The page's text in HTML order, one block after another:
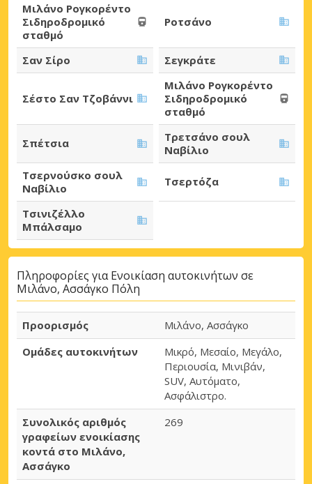
Μιλάνο Ρογκορέντο
Σιδηροδρομικό
σταθμό
Ροτσάνο
Σαν Σίρο Σεγκράτε
Σέστο Σαν Τζοβάννι
Μιλάνο Ρογκορέντο
Σιδηροδρομικό
σταθμό
Σπέτσια
Τρετσάνο σουλ
Ναβίλιο
Τσερνούσκο σουλ
Ναβίλιο
Τσερτόζα
Τσινιζέλλο
Μπάλσαμο
Πληροφορίες για Ενοικίαση αυτοκινήτων σε
Μιλάνο, Ασσάγκο Πόλη
Προορισμός
Μιλάνο, Ασσάγκο
Ομάδες αυτοκινήτων
Μικρό, Μεσαίο, Μεγάλο,
Περιουσία, Μινιβάν,
SUV, Αυτόματο,
Ασφάλιστρο.
Συνολικός αριθμός
γραφείων ενοικίασης
κοντά στο Μιλάνο,
Ασσάγκο
269